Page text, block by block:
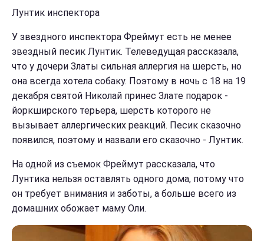
Лунтик инспектора
У звездного инспектора Фреймут есть не менее
звездный песик Лунтик. Телеведущая рассказала,
что у дочери Златы сильная аллергия на шерсть, но
она всегда хотела собаку. Поэтому в ночь с 18 на 19
декабря святой Николай принес Злате подарок -
йоркширского терьера, шерсть которого не
вызывает аллергических реакций. Песик сказочно
появился, поэтому и назвали его сказочно - Лунтик.
На одной из съемок Фреймут рассказала, что
Лунтика нельзя оставлять одного дома, потому что
он требует внимания и заботы, а больше всего из
домашних обожает маму Оли.